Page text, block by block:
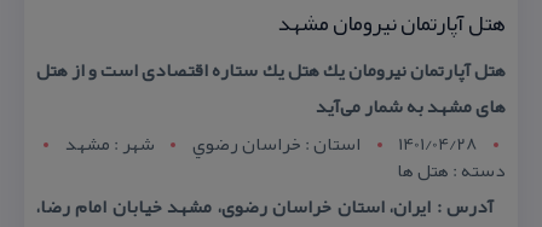
هتل آپارتمان نیرومان مشهد
هتل آپارتمان نیرومان یك هتل یك ستاره اقتصادی است و از هتل
های مشهد به شمار می‌آید
1401/04/28
استان : خراسان رضوي شهر : مشهد
دسته : هتل ها
آدرس : ایران، استان خراسان رضوی، مشهد خیابان امام رضا،